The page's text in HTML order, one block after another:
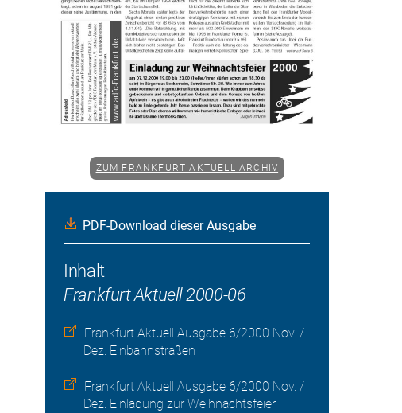
ZUM FRANKFURT AKTUELL ARCHIV
PDF-Download dieser Ausgabe
Inhalt
Frankfurt Aktuell 2000-06
Frankfurt Aktuell Ausgabe 6/2000 Nov. /
Dez. Einbahnstraßen
Frankfurt Aktuell Ausgabe 6/2000 Nov. /
Dez. Einladung zur Weihnachtsfeier